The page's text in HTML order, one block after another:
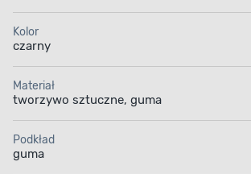
Kolor
czarny
Materiał
tworzywo sztuczne, guma
Podkład
guma